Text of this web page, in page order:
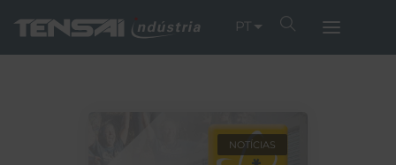
PT
NOTÍCIAS